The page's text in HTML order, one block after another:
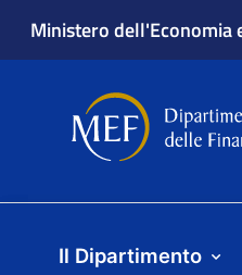
Ministero dell'Economia
MenuIl Dipartimento